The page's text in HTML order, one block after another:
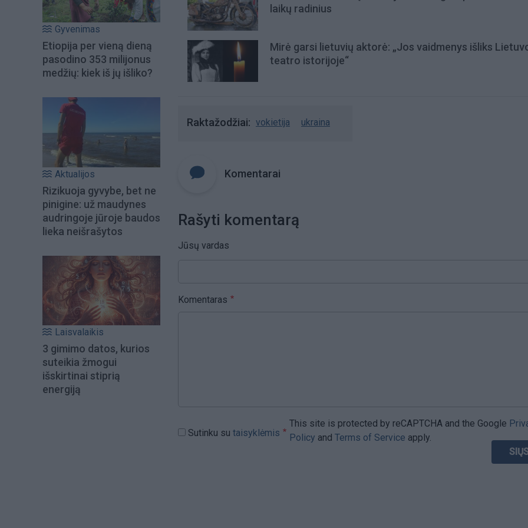
Gyvenimas
Etiopija per vieną dieną
pasodino 353 milijonus
medžių: kiek iš jų išliko?
Aktualijos
Rizikuoja gyvybe, bet ne
pinigine: už maudynes
audringoje jūroje baudos
lieka neišrašytos
Laisvalaikis
3 gimimo datos, kurios
suteikia žmogui
išskirtinai stiprią
energiją
laikų radinius
Mirė garsi lietuvių aktorė: „Jos vaidmenys išliks
teatro istorijoje“
Raktažodžiai vokietija ukraina
Komentarai
Rašyti komentarą
Jūsų vardas
Komentaras
Sutinku su taisyklėmis
This site is protected by reCAPTCHA and the Google
Policy and Terms of Service apply.